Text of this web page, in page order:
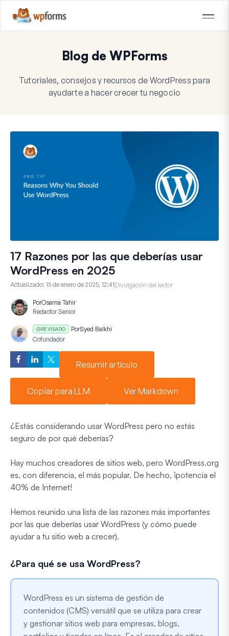
Blog de WPForms
Tutoriales, consejos y recursos de WordPress para
ayudarte a hacer crecer tu negocio
17 Razones por las que deberías usar
WordPress en 2025
Actualizado: 15 de enero de 2025, 12:41 Divulgación del lector
PorOsama Tahir
Redactor Senior
REVISADO PorSyed Balkhi
Cofundador
Resumir artículo
Copiar para LLM Ver Markdown
¿Estás considerando usar WordPress pero no estás
seguro de por qué deberías?
Hay muchos creadores de sitios web, pero WordPress.org
es, con diferencia, el más popular. De hecho, ¡potencia el
40% de Internet!
Hemos reunido una lista de las razones más importantes
por las que deberías usar WordPress (y cómo puede
ayudar a tu sitio web a crecer).
¿Para qué se usa WordPress?
WordPress es un sistema de gestión de
contenidos (CMS) versátil que se utiliza para crear
y gestionar sitios web para empresas, blogs,